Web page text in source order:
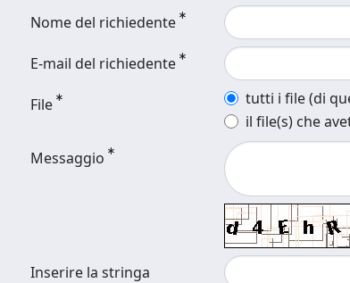
Nome del richiedente
E-mail del richiedente
File
tutti i file (di
il file(s) che
Messaggio
Inserire la stringa